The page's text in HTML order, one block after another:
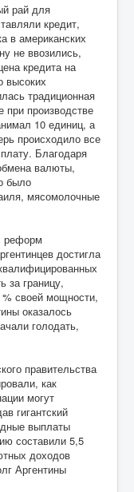
рай для
кредит,
в американских
не ввозились,
кредита на
высоких
традиционная
производстве
10 единиц, а
происходило все
Благодаря
валюты,
было
мясомолочные
реформ
достигла
за границу,
своей мощности,
оказалось
голодать,
правительства
как
могут
гигантский
выплаты
составили 5,5
доходов
Аргентины